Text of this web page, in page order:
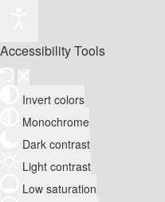
Accessibility Tools
Invert colors
Monochrome
Dark contrast
Light contrast
Low saturation